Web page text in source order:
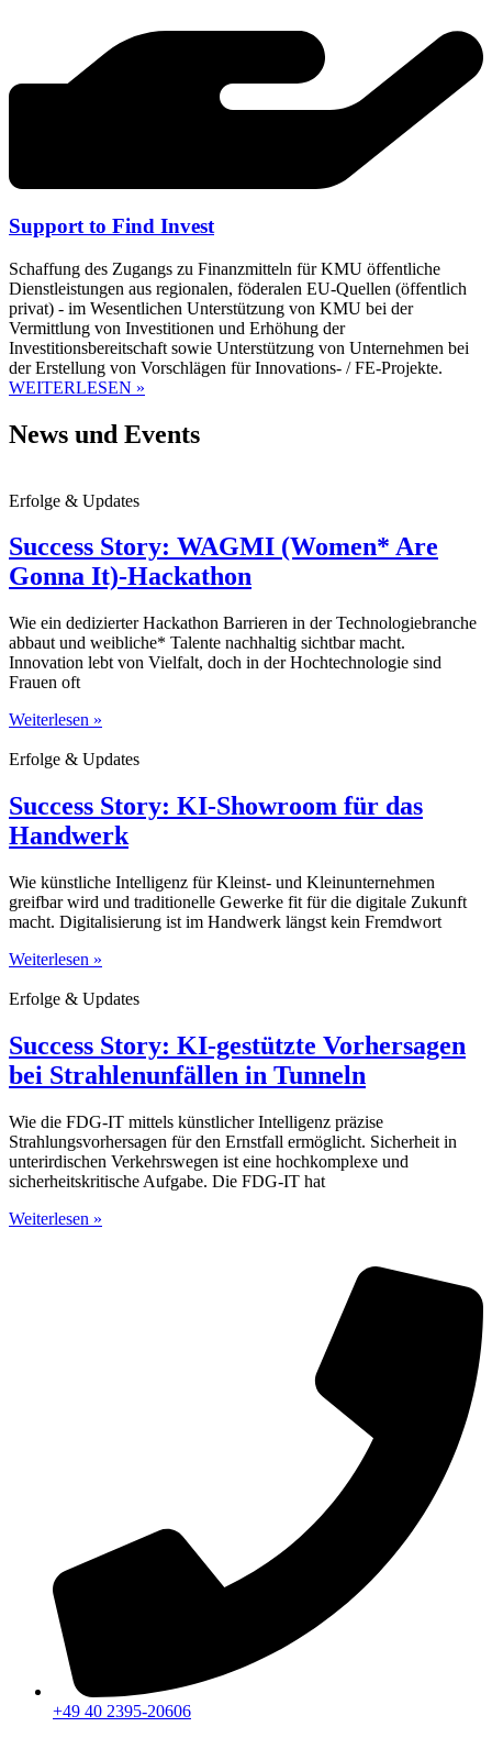
Support to Find Invest
Schaffung des Zugangs zu Finanzmitteln für KMU öffentliche
Dienstleistungen aus regionalen, föderalen EU-Quellen (öffentlich
privat) - im Wesentlichen Unterstützung von KMU bei der
Vermittlung von Investitionen und Erhöhung der
Investitionsbereitschaft sowie Unterstützung von Unternehmen bei
der Erstellung von Vorschlägen für Innovations- / FE-Projekte.
WEITERLESEN »
News und Events
Erfolge & Updates
Success Story: WAGMI (Women* Are
Gonna It)-Hackathon
Wie ein dedizierter Hackathon Barrieren in der Technologiebranche
abbaut und weibliche* Talente nachhaltig sichtbar macht.
Innovation lebt von Vielfalt, doch in der Hochtechnologie sind
Frauen oft
Weiterlesen »
Erfolge & Updates
Success Story: KI-Showroom für das
Handwerk
Wie künstliche Intelligenz für Kleinst- und Kleinunternehmen
greifbar wird und traditionelle Gewerke fit für die digitale Zukunft
macht. Digitalisierung ist im Handwerk längst kein Fremdwort
Weiterlesen »
Erfolge & Updates
Success Story: KI-gestützte Vorhersagen
bei Strahlenunfällen in Tunneln
Wie die FDG-IT mittels künstlicher Intelligenz präzise
Strahlungsvorhersagen für den Ernstfall ermöglicht. Sicherheit in
unterirdischen Verkehrswegen ist eine hochkomplexe und
sicherheitskritische Aufgabe. Die FDG-IT hat
Weiterlesen »
+49 40 2395-20606